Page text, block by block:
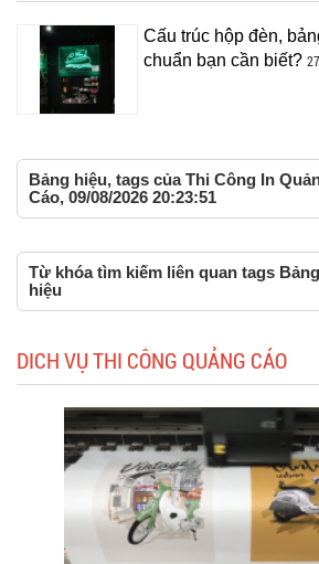
Cấu trúc hộp đèn,
chuẩn bạn cần biết?
Bảng hiệu, tags của Thi Công In
Cáo, 09/08/2026 20:23:51
Từ khóa tìm kiếm liên quan tags Bảng
hiệu
DICH VỤ THI CÔNG QUẢNG CÁO